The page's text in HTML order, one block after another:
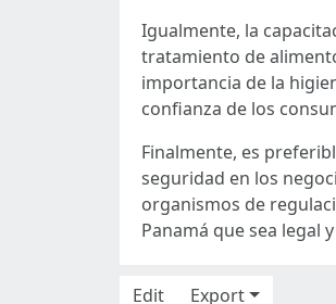
Igualmente, la
tratamiento de
importancia de la
confianza de los
Finalmente, es
seguridad en los
organismos de
Panamá que sea legal
Edit Export